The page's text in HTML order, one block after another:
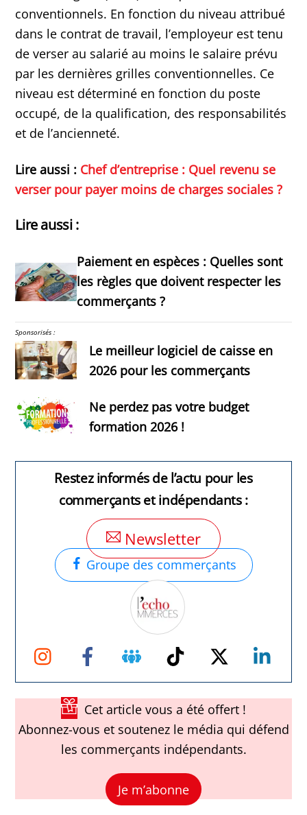
conventionnels. En fonction du niveau attribué
dans le contrat de travail, l’employeur est tenu
de verser au salarié au moins le salaire prévu
par les dernières grilles conventionnelles. Ce
niveau est déterminé en fonction du poste
occupé, de la qualification, des responsabilités
et de l’ancienneté.
Lire aussi : Chef d’entreprise : Quel revenu se
verser pour payer moins de charges sociales ?
Lire aussi :
Paiement en espèces : Quelles sont
les règles que doivent respecter les
commerçants ?
Sponsorisés :
Le meilleur logiciel de caisse en
2026 pour les commerçants
Ne perdez pas votre budget
formation 2026 !
Restez informés de l’actu pour les
commerçants et indépendants :
Newsletter
Groupe des commerçants
Instagram Facebook Groupe
Facebook
TikTok Twitter
Cet article vous a été offert !
Abonnez-vous et soutenez le média qui défend
les commerçants indépendants.
Je m’abonne